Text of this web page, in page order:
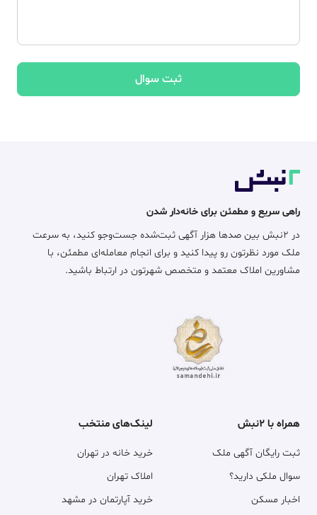
ثبت سوال
راهی سریع و مطمئن برای خانه‌دار شدن
در ۲نبش بین صدها هزار آگهی ثبت‌شده جست‌وجو کنید، به سرعت
ملک مورد نظرتون رو پیدا کنید و برای انجام معامله‌ای مطمئن، با
مشاورین املاک معتمد و متخصص شهرتون در ارتباط باشید.
همراه با ۲نبش
ثبت رایگان آگهی ملک
سوال ملکی دارید؟
اخبار مسکن
لینک‌های منتخب
خرید خانه در تهران
املاک تهران
خرید آپارتمان در مشهد